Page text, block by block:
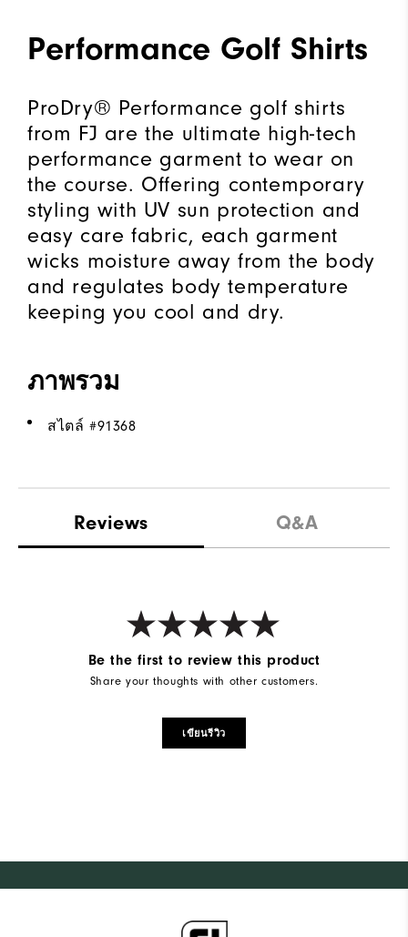
Performance Golf Shirts
ProDry® Performance golf shirts
from FJ are the ultimate high-tech
performance garment to wear on
the course. Offering contemporary
styling with UV sun protection and
easy care fabric, each garment
wicks moisture away from the body
and regulates body temperature
keeping you cool and dry.
ภาพรวม
สไตล์ #91368
Reviews Q&A
Be the first to review this product
Share your thoughts with other customers.
เขียนรีวิว